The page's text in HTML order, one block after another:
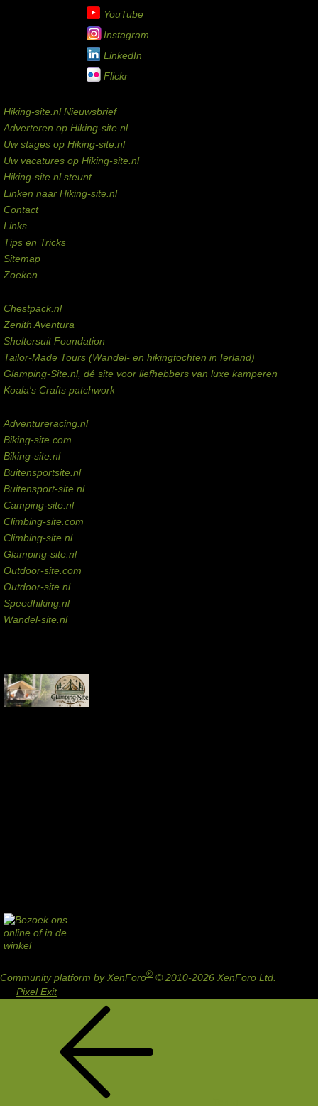
YouTube
Instagram
LinkedIn
Flickr
Hiking-site.nl Nieuwsbrief
Adverteren op Hiking-site.nl
Uw stages op Hiking-site.nl
Uw vacatures op Hiking-site.nl
Hiking-site.nl steunt
Linken naar Hiking-site.nl
Contact
Links
Tips en Tricks
Sitemap
Zoeken
Chestpack.nl
Zenith Aventura
Sheltersuit Foundation
Tailor-Made Tours (Wandel- en hikingtochten in Ierland)
Glamping-Site.nl, dé site voor liefhebbers van luxe kamperen
Koala's Crafts patchwork
Adventureracing.nl
Biking-site.com
Biking-site.nl
Buitensportsite.nl
Buitensport-site.nl
Camping-site.nl
Climbing-site.com
Climbing-site.nl
Glamping-site.nl
Outdoor-site.com
Outdoor-site.nl
Speedhiking.nl
Wandel-site.nl
Community platform by XenForo® © 2010-2026 XenForo Ltd.
Pixel Exit